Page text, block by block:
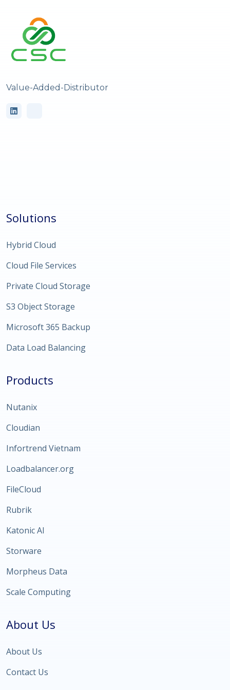
Value-Added-Distributor
Solutions
Hybrid Cloud
Cloud File Services
Private Cloud Storage
S3 Object Storage
Microsoft 365 Backup
Data Load Balancing
Products
Nutanix
Cloudian
Infortrend Vietnam
Loadbalancer.org
FileCloud
Rubrik
Katonic AI
Storware
Morpheus Data
Scale Computing
About Us
About Us
Contact Us